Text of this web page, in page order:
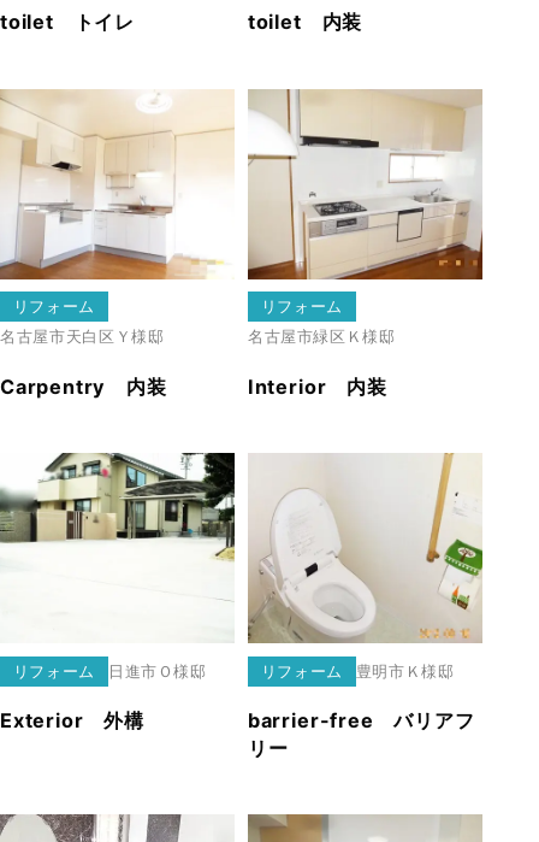
toilet トイレ toilet 内装
リフォーム
名古屋市天白区 Ｙ様邸
Carpentry 内装
リフォーム
名古屋市緑区 Ｋ様邸
Interior 内装
リフォーム 日進市 Ｏ様邸
Exterior 外構
リフォーム 豊明市 Ｋ様邸
barrier-free バリアフ
リー